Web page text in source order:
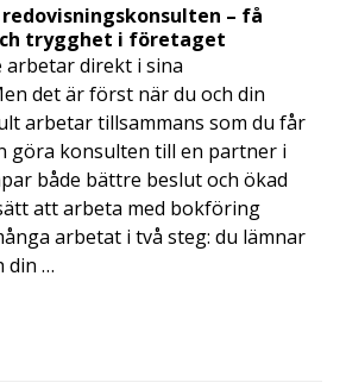
– få
trygghet i företaget
direkt i sina
det är först när du och din
arbetar tillsammans som du får
göra konsulten till en partner i
både bättre beslut och ökad
att arbeta med bokföring
arbetat i två steg: du lämnar
din …